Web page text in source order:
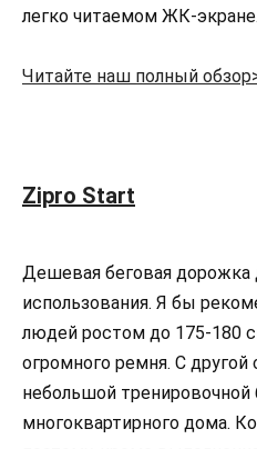
легко читаемом ЖК-экране.
Читайте наш полный
Zipro Start
Дешевая беговая дорожка
использования. Я бы
людей ростом до 175-180
огромного ремня. С другой
небольшой
многоквартирного дома.